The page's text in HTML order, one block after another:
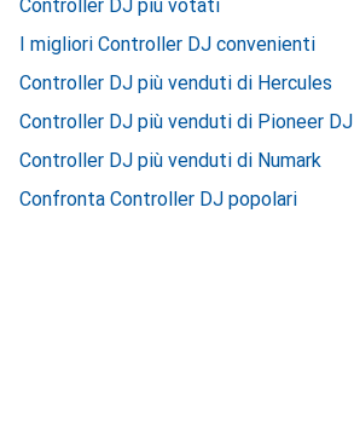
Controller DJ più votati
I migliori Controller DJ convenienti
Controller DJ più venduti di Hercules
Controller DJ più venduti di Pioneer DJ
Controller DJ più venduti di Numark
Confronta Controller DJ popolari